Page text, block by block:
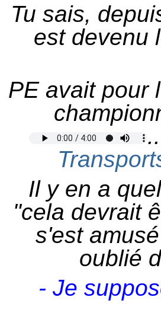
Tu sais,
est devenu
PE avait pour
Il y en a
"cela devrait
s'est
oublié
- Je